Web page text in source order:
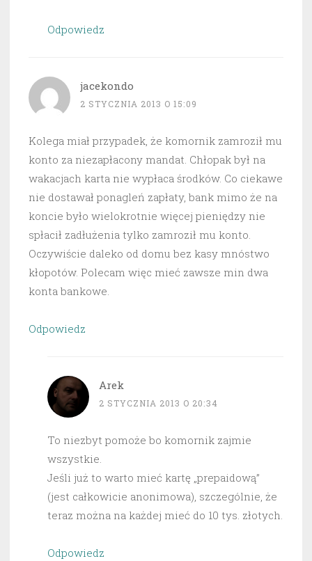
Odpowiedz
jacekondo
2 STYCZNIA 2013 O 15:09
Kolega miał przypadek, że komornik zamroził mu
konto za niezapłacony mandat. Chłopak był na
wakacjach karta nie wypłaca środków. Co ciekawe
nie dostawał ponagleń zapłaty, bank mimo że na
koncie było wielokrotnie więcej pieniędzy nie
spłacił zadłużenia tylko zamroził mu konto.
Oczywiście daleko od domu bez kasy mnóstwo
kłopotów. Polecam więc mieć zawsze min dwa
konta bankowe.
Odpowiedz
Arek
2 STYCZNIA 2013 O 20:34
To niezbyt pomoże bo komornik zajmie
wszystkie.
Jeśli już to warto mieć kartę „prepaidową”
(jest całkowicie anonimowa), szczególnie, że
teraz można na każdej mieć do 10 tys. złotych.
Odpowiedz